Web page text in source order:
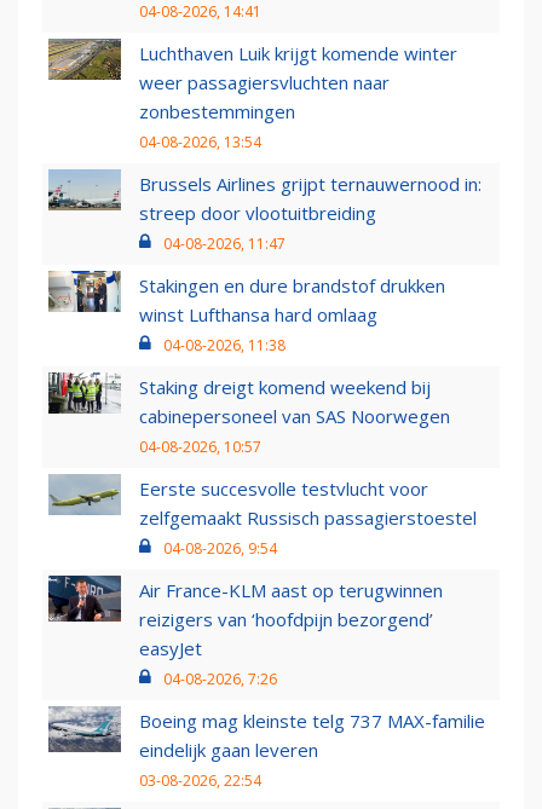
04-08-2026, 14:41
Luchthaven Luik krijgt komende winter
weer passagiersvluchten naar
zonbestemmingen
04-08-2026, 13:54
Brussels Airlines grijpt ternauwernood in:
streep door vlootuitbreiding
04-08-2026, 11:47
Stakingen en dure brandstof drukken
winst Lufthansa hard omlaag
04-08-2026, 11:38
Staking dreigt komend weekend bij
cabinepersoneel van SAS Noorwegen
04-08-2026, 10:57
Eerste succesvolle testvlucht voor
zelfgemaakt Russisch passagierstoestel
04-08-2026, 9:54
Air France-KLM aast op terugwinnen
reizigers van ‘hoofdpijn bezorgend’
easyJet
04-08-2026, 7:26
Boeing mag kleinste telg 737 MAX-familie
eindelijk gaan leveren
03-08-2026, 22:54